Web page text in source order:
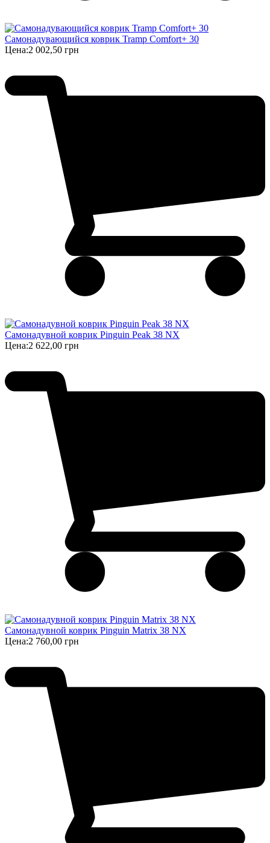
Самонадувающийся коврик Tramp Comfort+ 30
Цена:2 002,50 грн
Самонадувной коврик Pinguin Peak 38 NX
Цена:2 622,00 грн
Самонадувной коврик Pinguin Matrix 38 NX
Цена:2 760,00 грн